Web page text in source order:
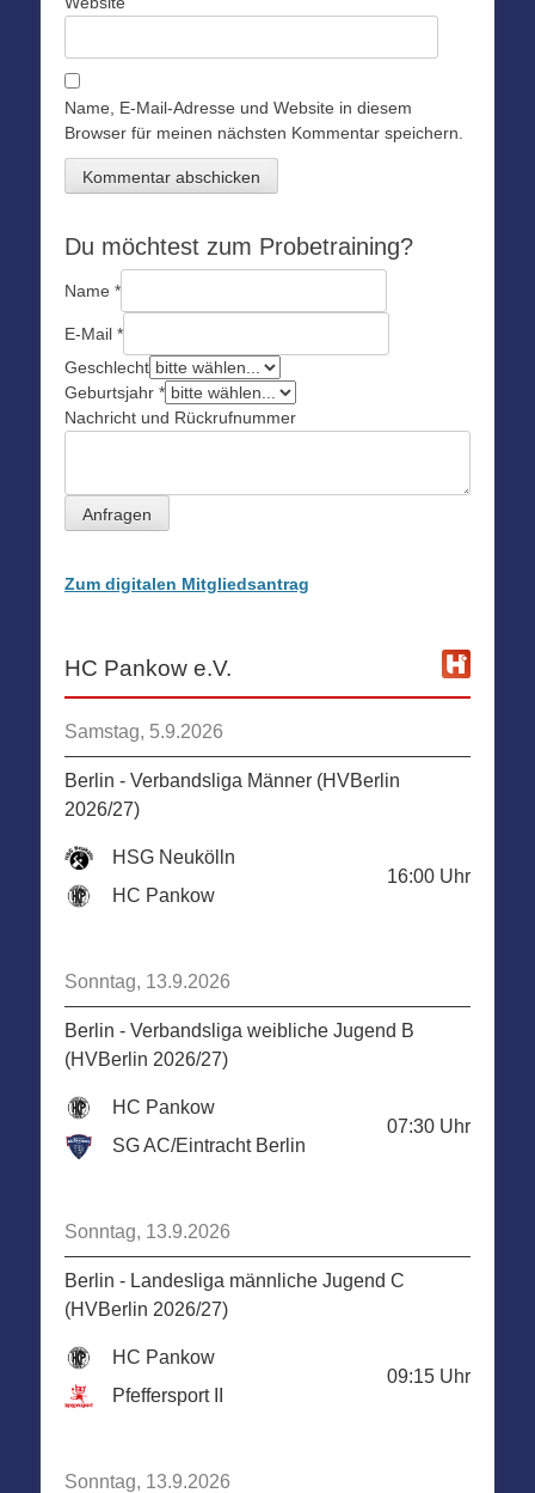
Name, E-Mail-Adresse und Website in diesem
Browser für meinen nächsten Kommentar speichern.
Du möchtest zum Probetraining?
Name *
E-Mail *
Geschlecht
Geburtsjahr *
Nachricht und Rückrufnummer
Anfragen
Zum digitalen Mitgliedsantrag
HC Pankow e.V.
Samstag, 5.9.2026
Berlin - Verbandsliga Männer (HVBerlin
2026/27)
HSG Neukölln
HC Pankow
16:00 Uhr
Sonntag, 13.9.2026
Berlin - Verbandsliga weibliche Jugend B
(HVBerlin 2026/27)
HC Pankow
SG AC/Eintracht Berlin
07:30 Uhr
Sonntag, 13.9.2026
Berlin - Landesliga männliche Jugend C
(HVBerlin 2026/27)
HC Pankow
Pfeffersport II
09:15 Uhr
Sonntag, 13.9.2026